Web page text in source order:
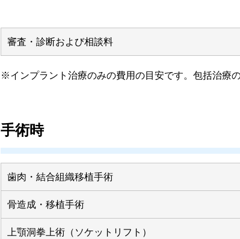
審査・診断および相談料
※インプラント治療のみの費用の目安です。包括治療
手術時
歯肉・結合組織移植手術
骨造成・移植手術
上顎洞拳上術（ソケットリフト）